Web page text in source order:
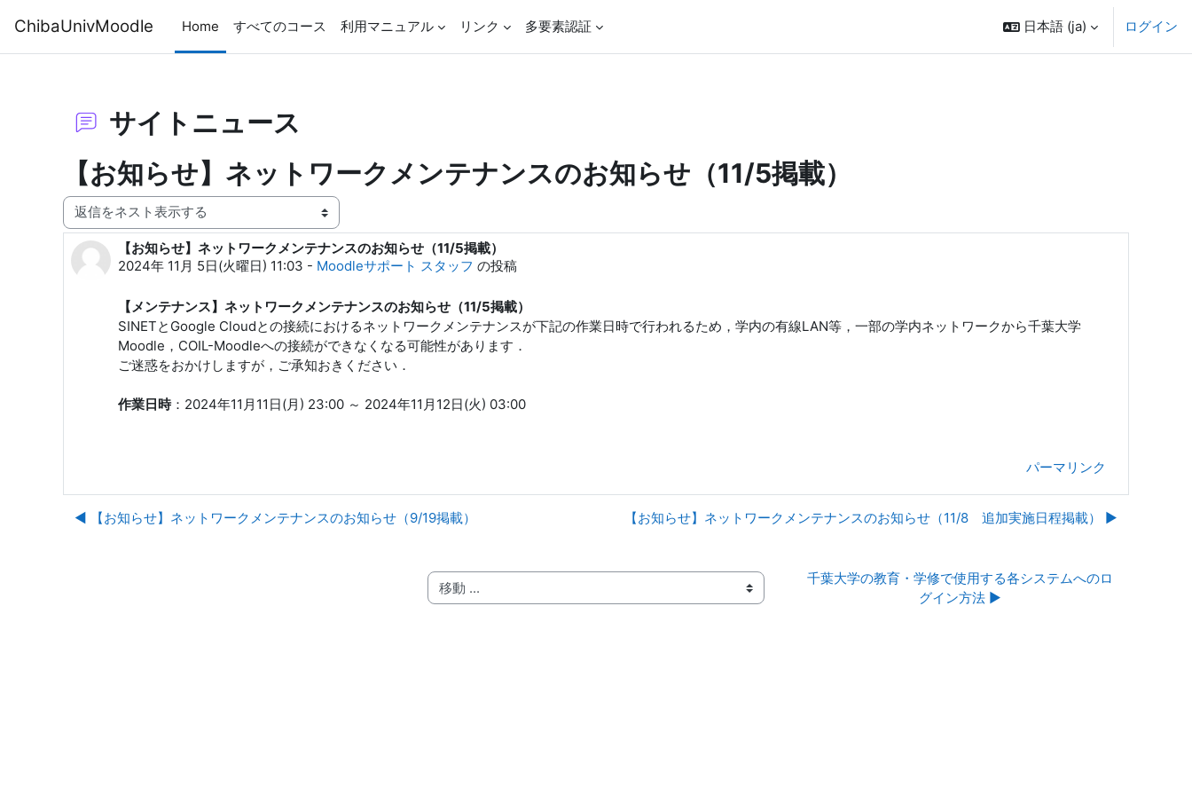
ChibaUnivMoodle Home すべてのコース 利用マニュアル リンク 多要素認証 日本語 ‎(ja)‎ ログイン
サイトニュース
【お知らせ】ネットワークメンテナンスのお知らせ（11/5掲載）
表示モード
【お知らせ】ネットワークメンテナンスのお知らせ（11/5掲載）
2024年 11月 5日(火曜日) 11:03 - Moodleサポート スタッフ の投稿
返信数: 0
【メンテナンス】ネットワークメンテナンスのお知らせ（11/5掲載）
SINETとGoogle Cloudとの接続におけるネットワークメンテナンスが下記の作業日時で行われるため，学内の有線LAN等，一部の学内ネットワークから千葉大学
Moodle，COIL-Moodleへの接続ができなくなる可能性があります．
ご迷惑をおかけしますが，ご承知おきください．
作業日時：2024年11月11日(月) 23:00 ～ 2024年11月12日(火) 03:00
パーマリンク
◀︎ 【お知らせ】ネットワークメンテナンスのお知らせ（9/19掲載） 【お知らせ】ネットワークメンテナンスのお知らせ（11/8 追加実施日程掲載） ▶︎
移動 ...
千葉大学の教育・学修で使用する各システムへのロ
グイン方法 ▶︎